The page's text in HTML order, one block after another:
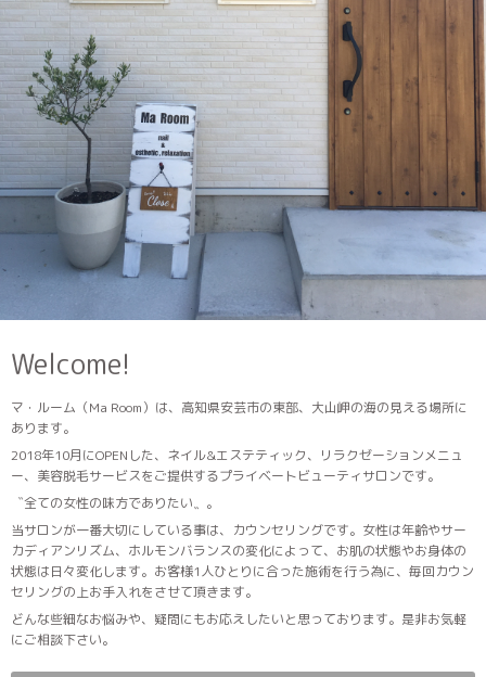
Welcome!
マ・ルーム（Ma Room）は、高知県安芸市の東部、大山岬の海の見える場所に
あります。
2018年10月にOPENした、ネイル&エステティック、リラクゼーションメニュ
ー、美容脱毛サービスをご提供するプライベートビューティサロンです。
当サロンが一番大切にしている事は、カウンセリングです。女性は年齢やサー
状態は日々変化します。お客様1人ひとりに合った施術を行う為に、毎回カウン
セリングの上お手入れをさせて頂きます。
どんな些細なお悩みや、疑問にもお応えしたいと思っております。是非お気軽
にご相談下さい。
Information
06.01 Mon 6月限定の特別なキャンペーンのお知らせです！
05.01 Fri